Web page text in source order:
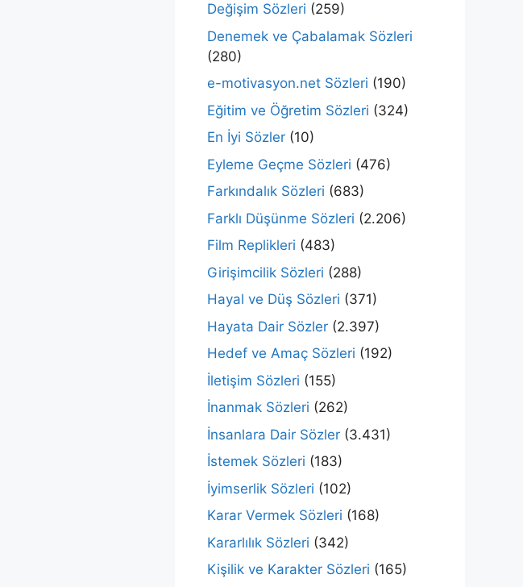
Değişim Sözleri (259)
Denemek ve Çabalamak Sözleri
(280)
e-motivasyon.net Sözleri (190)
Eğitim ve Öğretim Sözleri (324)
En İyi Sözler (10)
Eyleme Geçme Sözleri (476)
Farkındalık Sözleri (683)
Farklı Düşünme Sözleri (2.206)
Film Replikleri (483)
Girişimcilik Sözleri (288)
Hayal ve Düş Sözleri (371)
Hayata Dair Sözler (2.397)
Hedef ve Amaç Sözleri (192)
İletişim Sözleri (155)
İnanmak Sözleri (262)
İnsanlara Dair Sözler (3.431)
İstemek Sözleri (183)
İyimserlik Sözleri (102)
Karar Vermek Sözleri (168)
Kararlılık Sözleri (342)
Kişilik ve Karakter Sözleri (165)